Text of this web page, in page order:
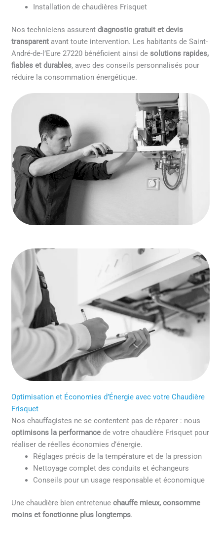
Installation de chaudières Frisquet
Nos techniciens assurentdiagnostic gratuit et devis
transparent avant toute intervention. Les habitants de Saint-
André-de-l’Eure 27220 bénéficient ainsi desolutions rapides,
fiables et durables, avec des conseils personnalisés pour
réduire la consommation énergétique.
Optimisation et Économies d’Énergie avec votre Chaudière
Frisquet
Nos chauffagistes ne se contentent pas de réparer : nous
optimisons la performance de votre chaudière Frisquet pour
réaliser de réelles économies d’énergie.
Réglages précis de la température et de la pression
Nettoyage complet des conduits et échangeurs
Conseils pour un usage responsable et économique
Une chaudière bien entretenuechauffe mieux, consomme
moins et fonctionne plus longtemps.